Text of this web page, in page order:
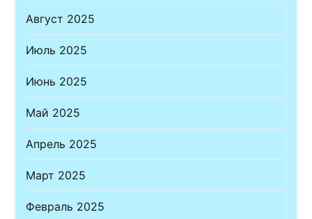
Август 2025
Июль 2025
Июнь 2025
Май 2025
Апрель 2025
Март 2025
Февраль 2025